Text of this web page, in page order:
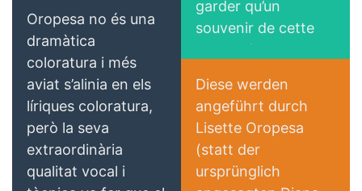
ses pieds à la fin de
ce deuxième acte
merveille.
défait avec une
aisance
déconcertante des
vocalises d’une
partition pourtant
délicate, à l’image
d’un « Sombre
chimère »
garder qu’un
souvenir de cette
production, c’est
l’héritière d’un rôle
d’abord prévu pour
Diana Damrau, la
magnifique Reine
Marguerite de Valois
Oropesa no és una
dramàtica
coloratura i més
aviat s’alinia en els
líriques coloratura,
però la seva
extraordinària
qualitat vocal i
In Fernem Land
Diese werden
angeführt durch
Lisette Oropesa
(statt der
ursprünglich
Concerto Net